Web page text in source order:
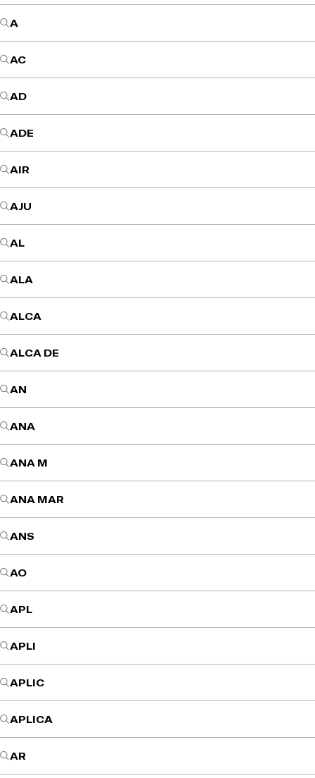
A
AC
AD
ADE
AIR
AJU
AL
ALA
ALCA
ALCA DE
AN
ANA
ANA M
ANA MAR
ANS
AO
APL
APLI
APLIC
APLICA
AR